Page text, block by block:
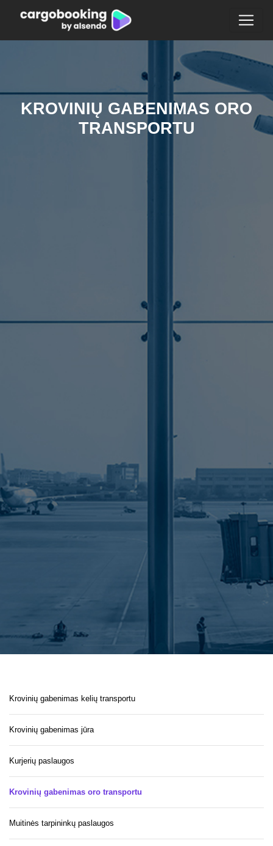
KROVINIŲ GABENIMAS ORO
TRANSPORTU
Krovinių gabenimas kelių transportu
Krovinių gabenimas jūra
Kurjerių paslaugos
Krovinių gabenimas oro transportu
Muitinės tarpininkų paslaugos